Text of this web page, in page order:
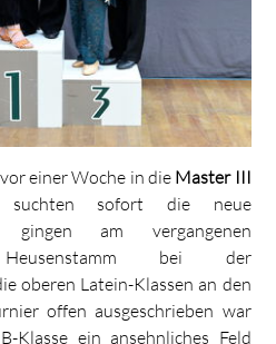
einer Woche in die Master III
suchten sofort die neue
gingen am vergangenen
bei der
oberen Latein-Klassen an den
offen ausgeschrieben war
ein ansehnliches Feld